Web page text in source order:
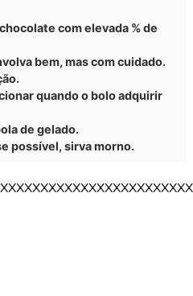
com elevada % de
bem, mas com cuidado.
quando o bolo adquirir
de gelado.
possível, sirva morno.